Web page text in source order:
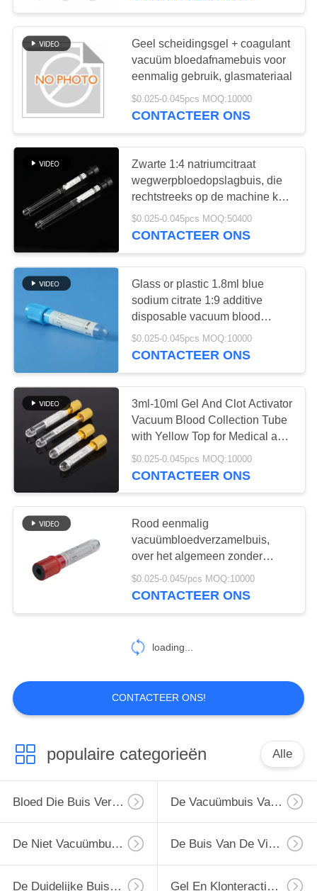
De duidelijke Buis
van de
Bloedinzameling
Gel en
Klonteractivator
Buis
Procoagulatiebuis
De Buizen van PT
45
glucosebloed
De Buis van de
lithiumheparine
49
Geel scheidingsgel + coagulant
vacuüm bloedafnamebuis voor
eenmalig gebruik, glasmateriaal
$0.025-0.045pcs MOQ:10000
CONTACTEER ONS
Zwarte 1:4 natriumcitraat
wegwerpbloedopslagbuis, die
rechtstreeks op de machine kan
worden bediend
$0.025-0.045pcs MOQ:50400
CONTACTEER ONS
Glass or plastic 1.8ml blue
sodium citrate 1:9 additive
disposable vacuum blood
collection tube
$0.025-0.045pcs MOQ:10000
CONTACTEER ONS
3ml-10ml Gel And Clot Activator
Vacuum Blood Collection Tube
with Yellow Top for Medical and
Biochemical Tests
$0.025-0.045pcs MOQ:10000
CONTACTEER ONS
Rood eenmalig
vacuümbloedverzamelbuis,
over het algemeen zonder
toevoegingsmiddelen of met
een kleine hoeveelheid
bloedmonsters ter vermindering
van hemolyse
$0.025-0.045/pcs MOQ:10000
CONTACTEER ONS
loading...
CONTACTEER ONS!
populaire categorieën Alle
Bloed Die Buis Verzamelen De Vacuümbuis Van De Bloedinzameling
De Niet Vacuümbuis Van De Bloedinzameling De Buis Van De Virusbemonstering
De Duidelijke Buis Van De Bloedinzameling Gel En Klonteractivator Buis